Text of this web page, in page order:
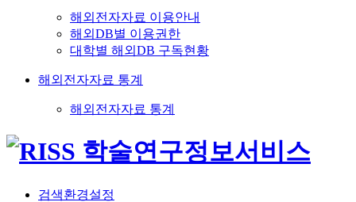
해외전자자료 이용안내
해외DB별 이용권한
대학별 해외DB 구독현황
해외전자자료 통계
해외전자자료 통계
검색환경설정